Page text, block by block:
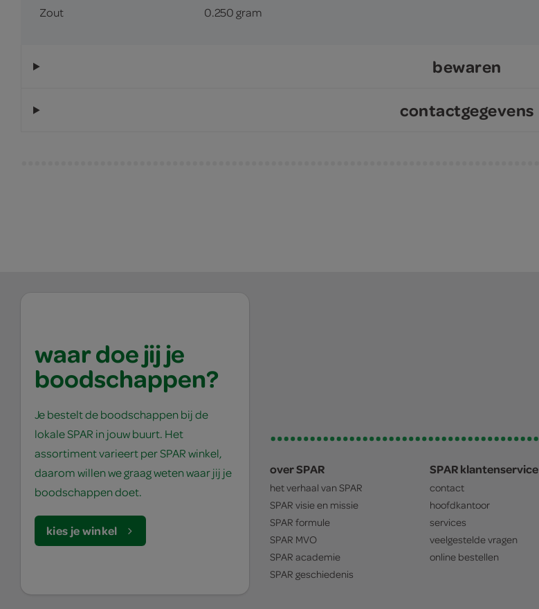
Zout 0.250 gram
bewaren
contactgegevens
waar doe jij je
boodschappen?
Je bestelt de boodschappen bij de
lokale SPAR in jouw buurt. Het
assortiment varieert per SPAR winkel,
daarom willen we graag weten waar jij je
boodschappen doet.
kies je winkel
over SPAR
het verhaal van SPAR
SPAR visie en missie
SPAR formule
SPAR MVO
SPAR academie
SPAR geschiedenis
SPAR klantenservice
contact
hoofdkantoor
services
veelgestelde vragen
online bestellen